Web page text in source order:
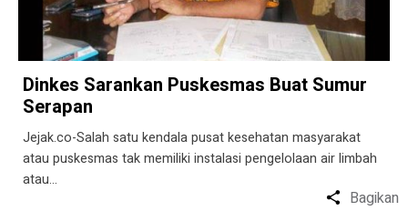
Dinkes Sarankan Puskesmas Buat Sumur
Serapan
Jejak.co-Salah satu kendala pusat kesehatan masyarakat
atau puskesmas tak memiliki instalasi pengelolaan air limbah
atau…
Bagikan